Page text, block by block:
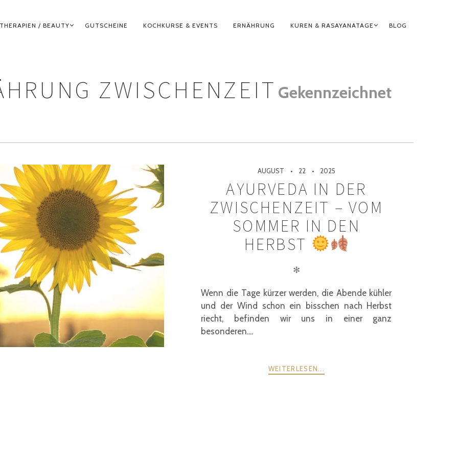
/ BEAUTY GUTSCHEINE KOCHKURSE & EVENTS ERNÄHRUNG KUREN & RASAYANATAGE BLOG
ZWISCHENZEIT Gekennzeichnet
AUGUST 22 2025
AYURVEDA IN DER
ZWISCHENZEIT – VOM
SOMMER IN DEN
HERBST
✻
Wenn die Tage kürzer werden, die Abende kühler
und der Wind schon ein bisschen nach Herbst
riecht, befinden wir uns in einer ganz
besonderen....
WEITERLESEN...